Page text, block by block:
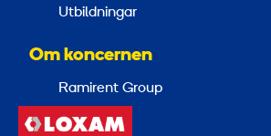
Utbildningar
Om koncernen
Ramirent Group